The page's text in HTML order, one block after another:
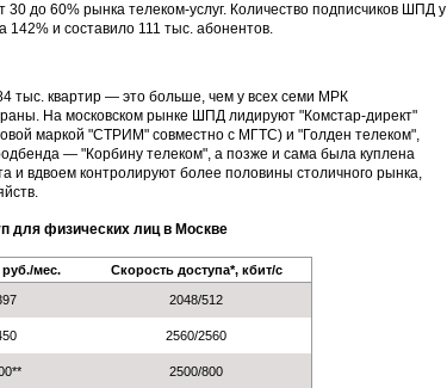
30 до 60% рынка телеком-услуг. Количество подписчиков ШПД у
и составило 111 тыс. абонентов.
тыс. квартир — это больше, чем у всех семи МРК
На московском рынке ШПД лидируют "Комстар-директ"
маркой "СТРИМ" совместно с МГТС) и "Голден телеком",
— "Корбину телеком", а позже и сама была куплена
вдвоем контролируют более половины столичного рынка,
для физических лиц в Москве
мес. Скорость доступа*, кбит/c
2048/512
2560/2560
2500/800